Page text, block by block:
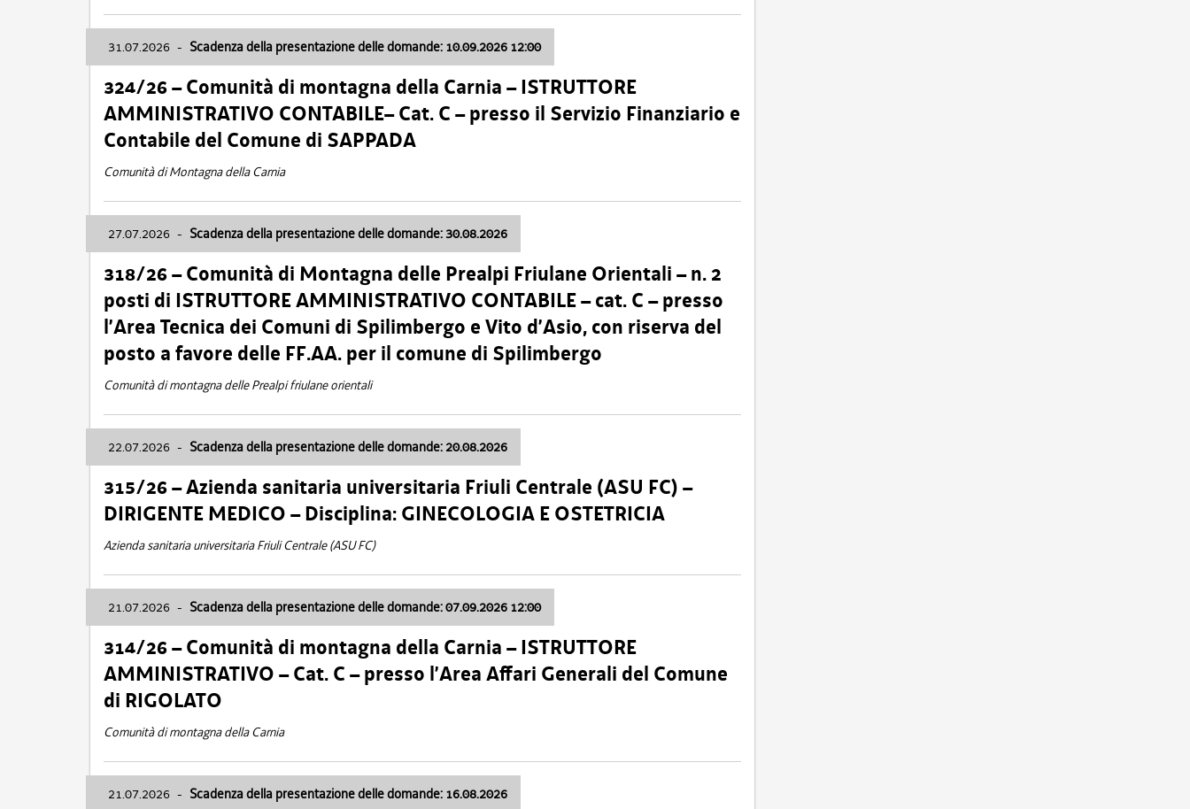
31.07.2026 - Scadenza della presentazione delle domande: 10.09.2026 12:00
324/26 – Comunità di montagna della Carnia – ISTRUTTORE
AMMINISTRATIVO CONTABILE– Cat. C – presso il Servizio Finanziario e
Contabile del Comune di SAPPADA
Comunità di Montagna della Carnia
27.07.2026 - Scadenza della presentazione delle domande: 30.08.2026
318/26 – Comunità di Montagna delle Prealpi Friulane Orientali – n. 2
posti di ISTRUTTORE AMMINISTRATIVO CONTABILE – cat. C – presso
l’Area Tecnica dei Comuni di Spilimbergo e Vito d’Asio, con riserva del
posto a favore delle FF.AA. per il comune di Spilimbergo
Comunità di montagna delle Prealpi friulane orientali
22.07.2026 - Scadenza della presentazione delle domande: 20.08.2026
315/26 – Azienda sanitaria universitaria Friuli Centrale (ASU FC) –
DIRIGENTE MEDICO – Disciplina: GINECOLOGIA E OSTETRICIA
Azienda sanitaria universitaria Friuli Centrale (ASU FC)
21.07.2026 - Scadenza della presentazione delle domande: 07.09.2026 12:00
314/26 – Comunità di montagna della Carnia – ISTRUTTORE
AMMINISTRATIVO – Cat. C – presso l’Area Affari Generali del Comune
di RIGOLATO
Comunità di montagna della Carnia
21.07.2026 - Scadenza della presentazione delle domande: 16.08.2026